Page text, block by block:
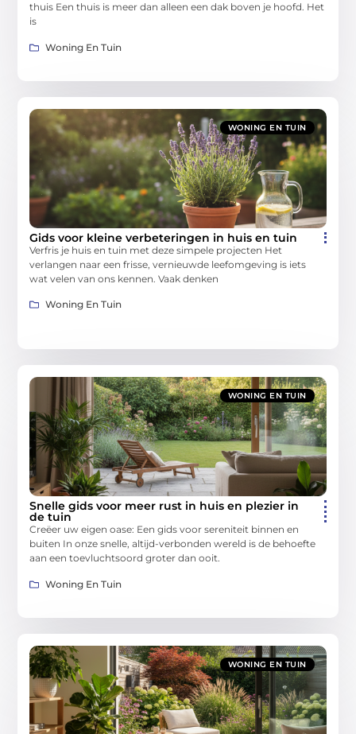
thuis Een thuis is meer dan alleen een dak boven je hoofd. Het
is
Woning En Tuin
WONING EN TUIN
Gids voor kleine verbeteringen in huis en tuin
Verfris je huis en tuin met deze simpele projecten Het
verlangen naar een frisse, vernieuwde leefomgeving is iets
wat velen van ons kennen. Vaak denken
Woning En Tuin
WONING EN TUIN
Snelle gids voor meer rust in huis en plezier in
de tuin
Creëer uw eigen oase: Een gids voor sereniteit binnen en
buiten In onze snelle, altijd-verbonden wereld is de behoefte
aan een toevluchtsoord groter dan ooit.
Woning En Tuin
WONING EN TUIN